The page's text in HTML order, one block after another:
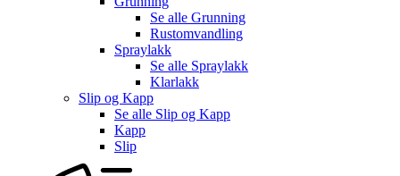
Se alle Grunning
Rustomvandling
Spraylakk
Se alle Spraylakk
Klarlakk
Slip og Kapp
Se alle Slip og Kapp
Kapp
Slip